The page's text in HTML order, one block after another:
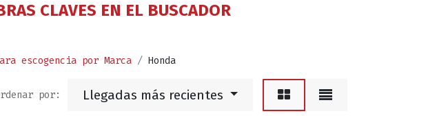
CLAVES EN EL BUSCADOR
escogencia por Marca Honda
por: Llegadas más recientes